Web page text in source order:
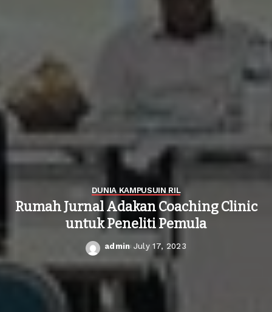
DUNIA KAMPUSUIN RIL
Rumah Jurnal Adakan Coaching Clinic
untuk Peneliti Pemula
Posted
by
admin July 17, 2023